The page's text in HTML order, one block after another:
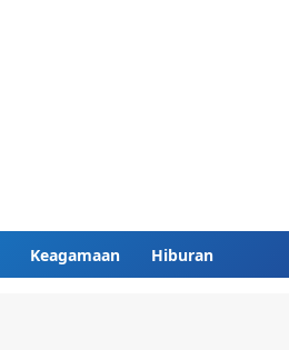
Keagamaan Hiburan